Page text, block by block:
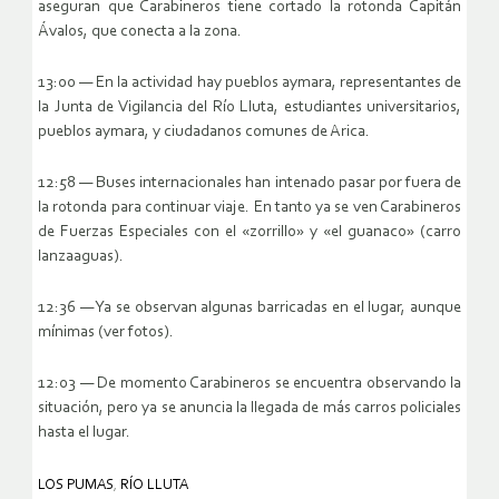
aseguran que Carabineros tiene cortado la rotonda Capitán
Ávalos, que conecta a la zona.
13:00 — En la actividad hay pueblos aymara, representantes de
la Junta de Vigilancia del Río Lluta, estudiantes universitarios,
pueblos aymara, y ciudadanos comunes de Arica.
12:58 — Buses internacionales han intenado pasar por fuera de
la rotonda para continuar viaje. En tanto ya se ven Carabineros
de Fuerzas Especiales con el «zorrillo» y «el guanaco» (carro
lanzaaguas).
12:36 — Ya se observan algunas barricadas en el lugar, aunque
mínimas (ver fotos).
12:03 — De momento Carabineros se encuentra observando la
situación, pero ya se anuncia la llegada de más carros policiales
hasta el lugar.
LOS PUMAS, RÍO LLUTA